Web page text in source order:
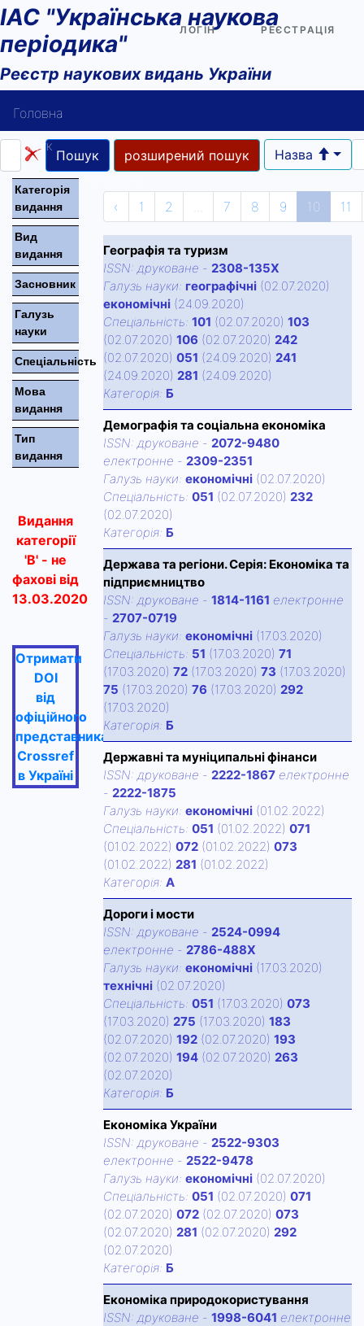
ІАС "Українська наукова
періодика"
Реєстр наукових видань України
ЛОГІН РЕЄСТРАЦІЯ
Головна
Пошук
Довідка користувача
Контакти
Пошук розширений пошук Назва
Категорiя
видання
Вид
видання
Засновник
Галузь
науки
Спецiальнiсть
Мова
видання
Тип
видання
Видання
категорії
'В' - не
фахові від
13.03.2020
Отримати
DOI
від
офіційного
представника
Crossref
в Україні
‹ 1 2 7 8 9 10 11
Географія та туризм
ISSN: друковане - 2308-135Х
Галузь науки: географічні (02.07.2020)
економічні (24.09.2020)
Спецiальнiсть: 101 (02.07.2020) 103
(02.07.2020) 106 (02.07.2020) 242
(02.07.2020) 051 (24.09.2020) 241
(24.09.2020) 281 (24.09.2020)
Категорiя: Б
Демографія та соціальна економіка
ISSN: друковане - 2072-9480
електронне - 2309-2351
Галузь науки: економічні (02.07.2020)
Спецiальнiсть: 051 (02.07.2020) 232
(02.07.2020)
Категорiя: Б
Держава та регіони. Серія: Економіка та
підприємництво
ISSN: друковане - 1814-1161 електронне
- 2707-0719
Галузь науки: економічні (17.03.2020)
Спецiальнiсть: 51 (17.03.2020) 71
(17.03.2020) 72 (17.03.2020) 73 (17.03.2020)
75 (17.03.2020) 76 (17.03.2020) 292
(17.03.2020)
Категорiя: Б
Державні та муніципальні фінанси
ISSN: друковане - 2222-1867 електронне
- 2222-1875
Галузь науки: економічні (01.02.2022)
Спецiальнiсть: 051 (01.02.2022) 071
(01.02.2022) 072 (01.02.2022) 073
(01.02.2022) 281 (01.02.2022)
Категорiя: А
Дороги і мости
ISSN: друковане - 2524-0994
електронне - 2786-488X
Галузь науки: економічні (17.03.2020)
технічні (02.07.2020)
Спецiальнiсть: 051 (17.03.2020) 073
(17.03.2020) 275 (17.03.2020) 183
(02.07.2020) 192 (02.07.2020) 193
(02.07.2020) 194 (02.07.2020) 263
(02.07.2020)
Категорiя: Б
Економіка України
ISSN: друковане - 2522-9303
електронне - 2522-9478
Галузь науки: економічні (02.07.2020)
Спецiальнiсть: 051 (02.07.2020) 071
(02.07.2020) 072 (02.07.2020) 073
(02.07.2020) 281 (02.07.2020) 292
(02.07.2020)
Категорiя: Б
Економіка природокористування
ISSN: друковане - 1998-6041 електронне